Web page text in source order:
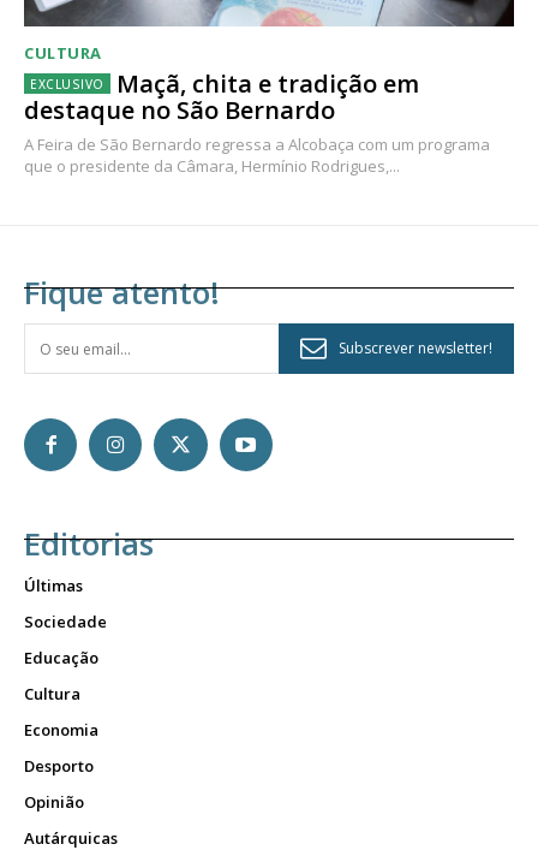
CULTURA
Maçã, chita e tradição em
destaque no São Bernardo
A Feira de São Bernardo regressa a Alcobaça com um programa
que o presidente da Câmara, Hermínio Rodrigues,...
Fique atento!
Subscrever newsletter!
Editorias
Últimas
Sociedade
Educação
Cultura
Economia
Desporto
Opinião
Autárquicas